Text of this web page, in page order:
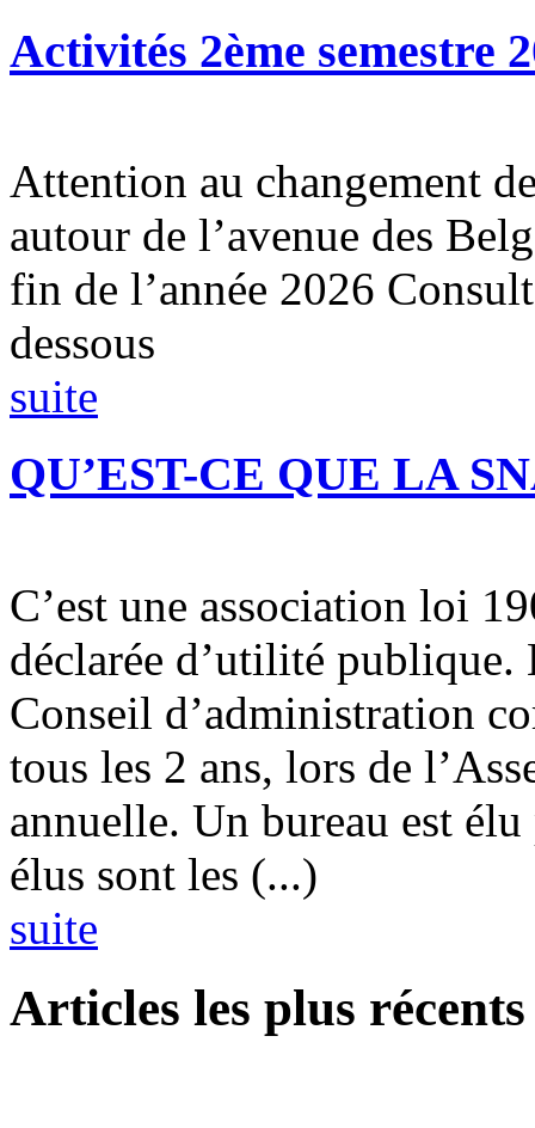
Activités 2ème semestre
Attention au changement
autour de l’avenue des
fin de l’année 2026
dessous
suite
QU’EST-CE QUE LA
C’est une association loi
déclarée d’utilité
Conseil d’administration
tous les 2 ans, lors de
annuelle. Un bureau est
élus sont les (...)
suite
Articles les plus récents